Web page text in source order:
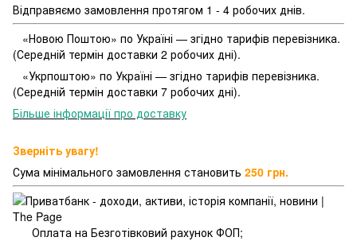
Відправяємо замовлення протягом 1 - 4 робочих днів.
«Новою Поштою» по Україні — згідно тарифів перевізника.
(Середній термін доставки 2 робочих дні).
«Укрпоштою» по Україні — згідно тарифів перевізника.
(Середній термін доставки 7 робочих дні).
Більше інформації про доставку
Зверніть увагу!
Сума мінімального замовлення становить 250 грн.
Оплата на Безготівковий рахунок ФОП;